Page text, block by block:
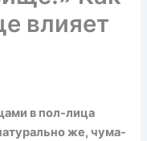
влияет
в пол-лица
же, чума-